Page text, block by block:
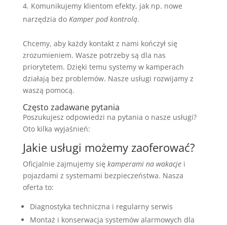
Komunikujemy klientom efekty, jak np. nowe
narzędzia do Kamper pod kontrolą.
Chcemy, aby każdy kontakt z nami kończył się
zrozumieniem. Wasze potrzeby są dla nas
priorytetem. Dzięki temu systemy w kamperach
działają bez problemów. Nasze usługi rozwijamy z
waszą pomocą.
Często zadawane pytania
Poszukujesz odpowiedzi na pytania o nasze usługi?
Oto kilka wyjaśnień:
Jakie usługi możemy zaoferować?
Oficjalnie zajmujemy się kamperami na wakacjei
pojazdami z systemami bezpieczeństwa. Nasza
oferta to:
Diagnostyka techniczna i regularny serwis
Montaż i konserwacja systemów alarmowych dla